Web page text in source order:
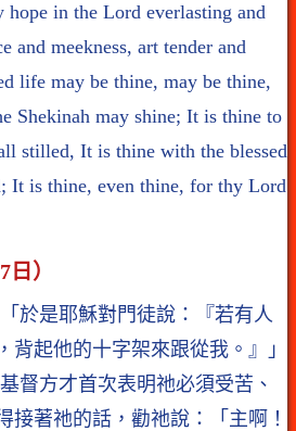
hope in the Lord everlasting and
and meekness, art tender and
life may be thine, may be thine,
Shekinah may shine; It is thine to
stilled, It is thine with the blessed
It is thine, even thine, for thy Lord
）
於是耶穌對門徒說：『若有人
背起他的十字架來跟從我。』」
督方才首次表明祂必須受苦、
接著祂的話，勸祂說：「主啊！